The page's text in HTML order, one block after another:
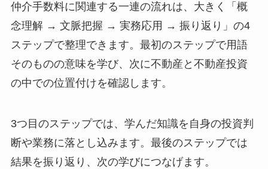
仲介手数料に関連する一連の流れは、大きく「概
念理解 → 文脈把握 → 実務応用 → 振り返り」の4
ステップで整理できます。最初のステップで用語
そのものの意味を学び、次に不動産と不動産投資
の中での位置付けを確認します。
3つ目のステップでは、学んだ知識を自身の投資判
断や業務に落とし込みます。最後のステップでは
結果を振り返り、次の学びにつなげます。